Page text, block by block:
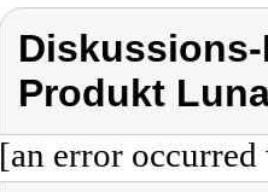
Produkt
[an error